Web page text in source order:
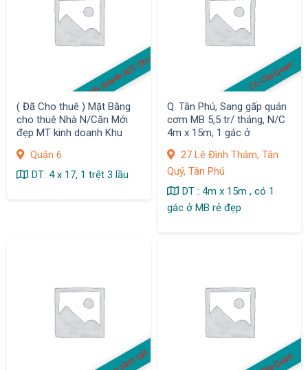
MB kinh doanh N/C Cho thuê
( Đã Cho thuê ) Mặt Bằng
cho thuê Nhà N/Căn Mới
đẹp MT kinh doanh Khu
Quận 6
DT: 4 x 17, 1 trệt 3 lầu
Có Clip Quán
Q. Tân Phú, Sang gấp quán
cơm MB 5,5 tr/ tháng, N/C
4m x 15m, 1 gác ở
27 Lê Đình Thám, Tân
Quý, Tân Phú
DT : 4m x 15m , có 1
gác ở MB rẻ đẹp